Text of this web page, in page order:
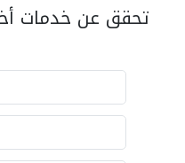
تحقق عن خدمات